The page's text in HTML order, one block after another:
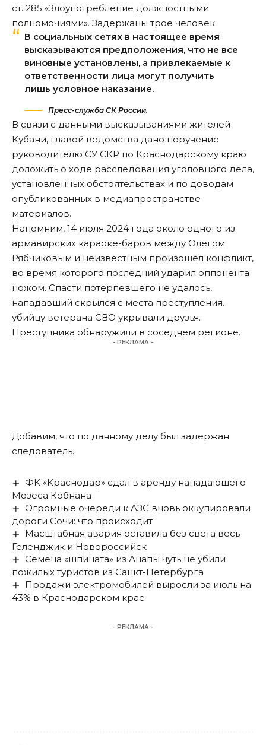
ст. 285 «Злоупотребление должностными
полномочиями». Задержаны трое человек.
В социальных сетях в настоящее время
высказываются предположения, что не все
виновные установлены, а привлекаемые к
ответственности лица могут получить
лишь условное наказание.
Пресс-служба СК России.
В связи с данными высказываниями жителей
Кубани, главой ведомства дано поручение
руководителю СУ СКР по Краснодарскому краю
доложить о ходе расследования уголовного дела,
установленных обстоятельствах и по доводам
опубликованных в медиапространстве
материалов.
Напомним, 14 июля 2024 года около одного из
армавирских караоке-баров между Олегом
Рябчиковым и неизвестным произошел конфликт,
во время которого последний ударил оппонента
ножом. Спасти потерпевшего не удалось,
нападавший скрылся с места преступления.
убийцу ветерана СВО укрывали друзья.
Преступника обнаружили в соседнем регионе.
- РЕКЛАМА -
Добавим, что по данному делу был задержан
следователь.
ФК «Краснодар» сдал в аренду нападающего
Мозеса Кобнана
Огромные очереди к АЗС вновь оккупировали
дороги Сочи: что происходит
Масштабная авария оставила без света весь
Геленджик и Новороссийск
Семена «шпината» из Анапы чуть не убили
пожилых туристов из Санкт-Петербурга
Продажи электромобилей выросли за июль на
43% в Краснодарском крае
- РЕКЛАМА -